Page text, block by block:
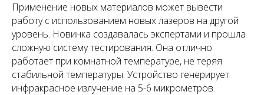
Применение новых материалов может вывести
работу с использованием новых лазеров на другой
уровень. Новинка создавалась экспертами и прошла
сложную систему тестирования. Она отлично
работает при комнатной температуре, не теряя
стабильной температуры. Устройство генерирует
инфракрасное излучение на 5-6 микрометров.